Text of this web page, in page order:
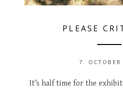
PLEASE
7. OCTOBER
It’s half time for the